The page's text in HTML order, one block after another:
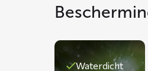
Waterdicht